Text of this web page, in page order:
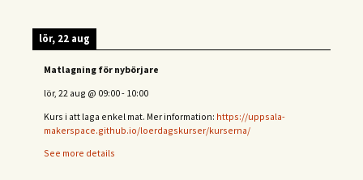
lör, 22 aug
Matlagning för nybörjare
lör, 22 aug @ 09:00- 10:00
Kurs i att laga enkel mat. Mer information: https://uppsala-
makerspace.github.io/loerdagskurser/kurserna/
See more details